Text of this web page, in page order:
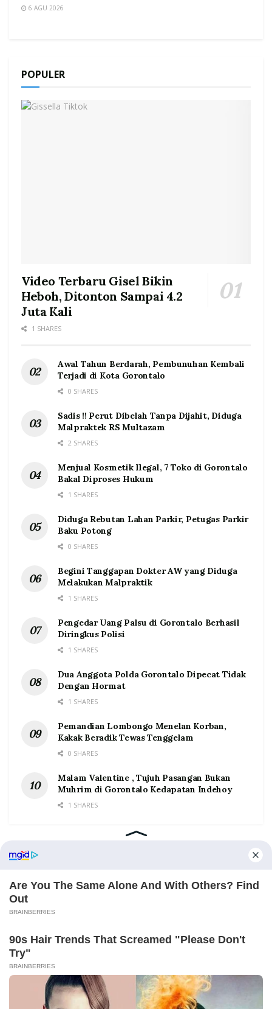
6 AGU 2026
POPULER
Video Terbaru Gisel Bikin
Heboh, Ditonton Sampai 4.2
Juta Kali
1 SHARES
Awal Tahun Berdarah, Pembunuhan Kembali
Terjadi di Kota Gorontalo
0 SHARES
Sadis !! Perut Dibelah Tanpa Dijahit, Diduga
Malpraktek RS Multazam
2 SHARES
Menjual Kosmetik Ilegal, 7 Toko di Gorontalo
Bakal Diproses Hukum
1 SHARES
Diduga Rebutan Lahan Parkir, Petugas Parkir
Baku Potong
0 SHARES
Begini Tanggapan Dokter AW yang Diduga
Melakukan Malpraktik
1 SHARES
Pengedar Uang Palsu di Gorontalo Berhasil
Diringkus Polisi
1 SHARES
Dua Anggota Polda Gorontalo Dipecat Tidak
Dengan Hormat
1 SHARES
Pemandian Lombongo Menelan Korban,
Kakak Beradik Tewas Tenggelam
0 SHARES
Malam Valentine , Tujuh Pasangan Bukan
Muhrim di Gorontalo Kedapatan Indehoy
1 SHARES
Home Tentang Kontak Redaksi Pedoman Media Siber